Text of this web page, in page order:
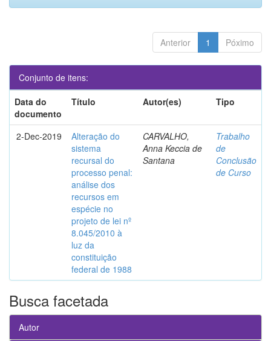
Anterior 1 Póximo
Conjunto de itens:
Data do
documento
Título Autor(es) Tipo
2-Dec-2019
Alteração do
sistema
recursal do
processo penal:
análise dos
recursos em
espécie no
projeto de lei nº
8.045/2010 à
luz da
constituição
federal de 1988
CARVALHO,
Anna Keccia de
Santana
Trabalho
de
Conclusão
de Curso
Busca facetada
Autor